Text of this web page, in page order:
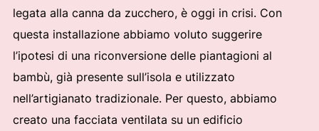
legata alla canna da zucchero, è oggi in crisi. Con
questa installazione abbiamo voluto suggerire
l’ipotesi di una riconversione delle piantagioni al
bambù, già presente sull’isola e utilizzato
nell’artigianato tradizionale. Per questo, abbiamo
creato una facciata ventilata su un edificio